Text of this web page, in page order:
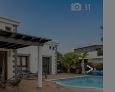
>
31